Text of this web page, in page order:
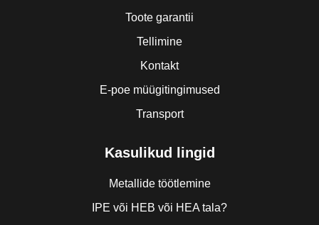
Toote garantii
Tellimine
Kontakt
E-poe müügitingimused
Transport
Kasulikud lingid
Metallide töötlemine
IPE või HEB või HEA tala?